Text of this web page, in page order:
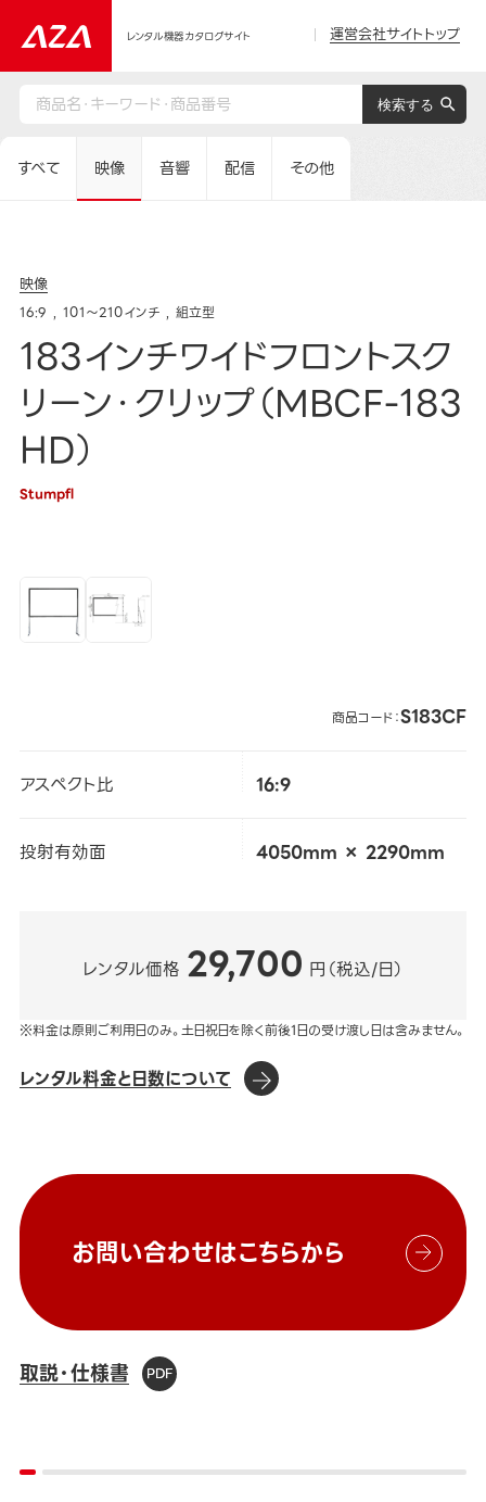
レンタル機器カタログサイト 運営会社サイトトップ
すべて 映像 音響 配信 その他
映像
16:9 101～210インチ 組立型
183インチワイドフロントスク
リーン・クリップ（MBCF-183
HD）
Stumpfl
商品コード：S183CF
アスペクト比 16:9
投射有効面 4050mm × 2290mm
レンタル価格 29,700 円（税込/日）
※料金は原則ご利用日のみ。土日祝日を除く前後1日の受け渡し日は含みません。
レンタル料金と日数について
お問い合わせはこちらから
取説・仕様書